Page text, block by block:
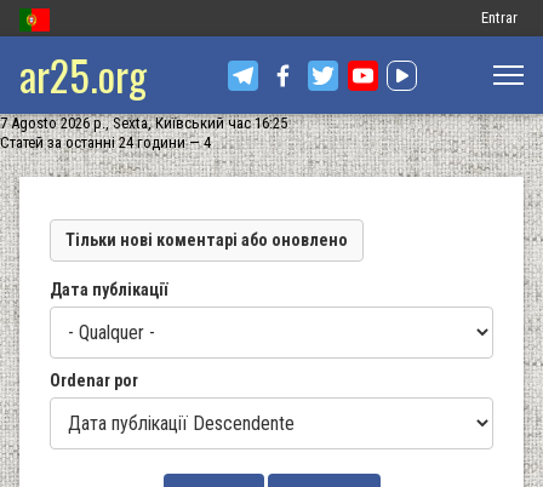
Меню
запису
Entrar
ar25.org
7 Agosto 2026 р., Sexta, Київський час 16:25
Статей за останні 24 години — 4
Тільки нові коментарі або оновлено
Дата публікації
Ordenar por